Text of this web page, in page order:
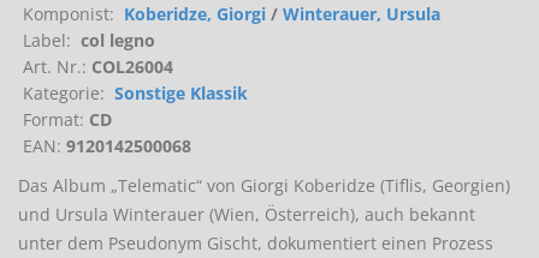
Komponist: Koberidze, Giorgi / Winterauer, Ursula
Label: col legno
Art. Nr.: COL26004
Kategorie: Sonstige Klassik
Format: CD
EAN: 9120142500068
Das Album „Telematic“ von Giorgi Koberidze (Tiflis, Georgien)
und Ursula Winterauer (Wien, Österreich), auch bekannt
unter dem Pseudonym Gischt, dokumentiert einen Prozess